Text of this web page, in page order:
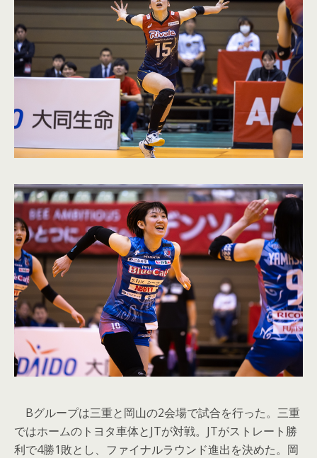
Bグループは三重と岡山の2会場で試合を行った。三重
ではホームのトヨタ車体とJTが対戦。JTがストレート勝
利で4勝1敗とし、ファイナルラウンド進出を決めた。岡